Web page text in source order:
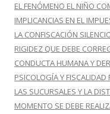
:
EL FENÓMENO EL NIÑO
IMPLICANCIAS EN EL
LA CONFISCACIÓN
RIGIDEZ QUE DEBE
CONDUCTA HUMANA Y
PSICOLOGÍA Y FISCALIDAD
LAS SUCURSALES Y LA
MOMENTO SE DEBE